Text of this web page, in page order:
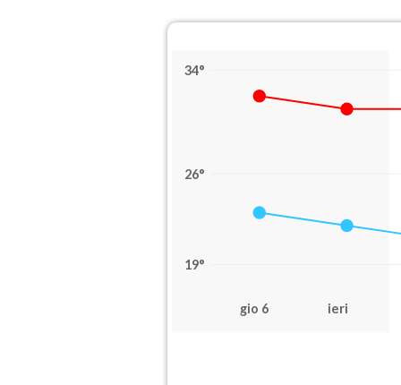
34°
26°
19°
gio 6 ieri